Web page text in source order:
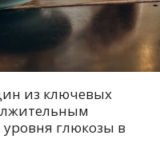
из ключевых
глюкозы в